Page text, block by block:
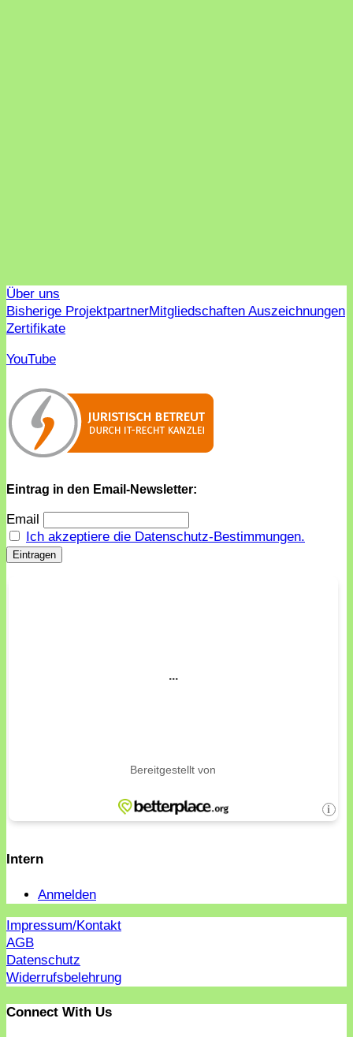
Über uns
Bisherige ProjektpartnerMitgliedschaften Auszeichnungen
Zertifikate
YouTube
Eintrag in den Email-Newsletter:
Email
Ich akzeptiere die Datenschutz-Bestimmungen.
Intern
Anmelden
Impressum/Kontakt
AGB
Datenschutz
Widerrufsbelehrung
Connect With Us